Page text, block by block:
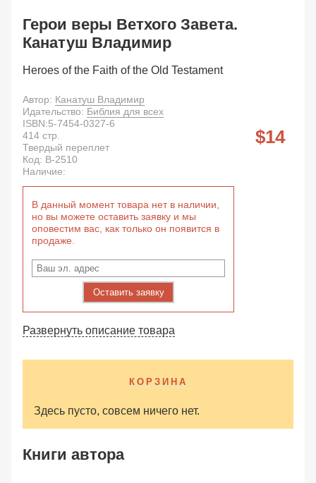
Герои веры Ветхого Завета.
Канатуш Владимир
Heroes of the Faith of the Old Testament
Автор: Канатуш Владимир
Идательство: Библия для всех
14
ISBN:5-7454-0327-6
414 стр.
Твердый переплет
Код: B-2510
Наличие:
В данный момент товара нет в наличии,
но вы можете оставить заявку и мы
оповестим вас, как только он появится в
продаже.
Оставить заявку
Развернуть описание товара
КОРЗИНА
Здесь пусто, совсем ничего нет.
Книги автора